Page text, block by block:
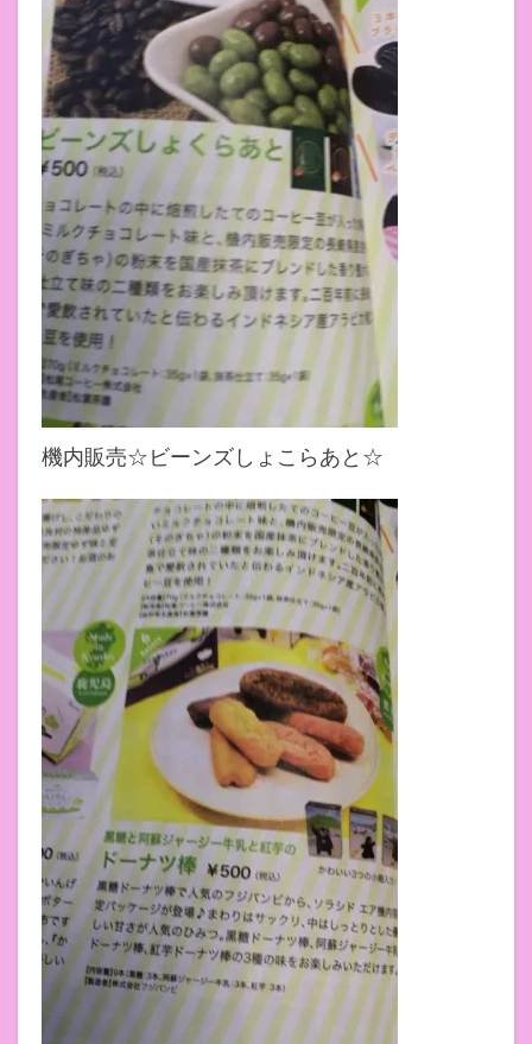
機内販売☆ビーンズしょこらあと☆